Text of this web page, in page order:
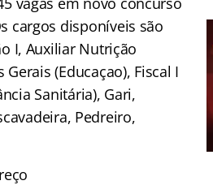
cargos disponíveis são
I, Auxiliar Nutrição
(Educaçao), Fiscal I
Sanitária), Gari,
Pedreiro,